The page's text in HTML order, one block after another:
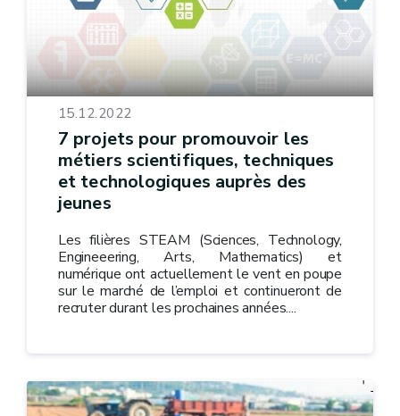
15.12.2022
7 projets pour promouvoir les
métiers scientifiques, techniques
et technologiques auprès des
jeunes
Les filières STEAM (Sciences, Technology,
Engineeering, Arts, Mathematics) et
numérique ont actuellement le vent en poupe
sur le marché de l’emploi et continueront de
recruter durant les prochaines années....